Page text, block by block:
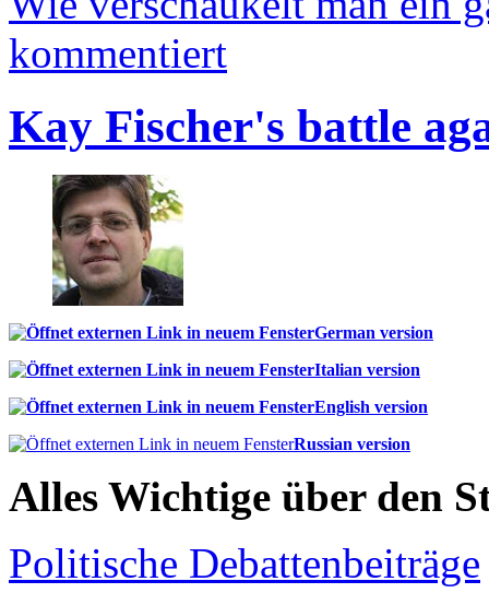
kommentiert
Kay Fischer's battle
German version
Italian version
English version
Russian version
Alles Wichtige über den
Politische Debattenbeiträge